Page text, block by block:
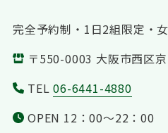
完全予約制・1日2組限定・
〒550-0003 大阪市西区
TEL06-6441-4880
OPEN 12：00〜22：00